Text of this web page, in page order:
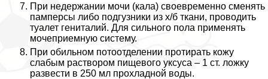
При недержании мочи (кала) своевременно сменять
памперсы либо подгузники из х/б ткани, проводить
туалет гeнитaлий. Для сильного пола применять
мочеприемную систему.
При обильном потоотделении протирать кожу
слабым раствором пищевого уксуса – 1 ст. ложку
развести в 250 мл прохладной воды.